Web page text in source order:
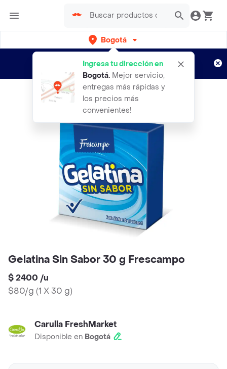
Bogotá
Ingresa tu dirección en
Bogotá. Mejor servicio,
entregas más rápidas y
los precios más
convenientes!
envíos gratis por semanas
Aplican TyC
Gelatina Sin Sabor 30 g Frescampo
$ 2400 /u
$80/g (1 X 30 g)
Carulla FreshMarket
Disponible en Bogotá